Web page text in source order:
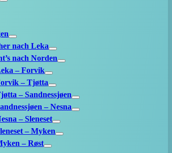
nach Leka
nach Norden
– Forvik
– Tjøtta
– Sandnessjøen
– Nesna
– Sleneset
– Myken
– Røst